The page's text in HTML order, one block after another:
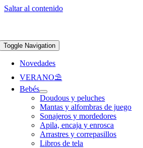
Saltar al contenido
Toggle Navigation
Novedades
VERANO⛱️​
Bebés
Doudous y peluches
Mantas y alfombras de juego
Sonajeros y mordedores
Apila, encaja y enrosca
Arrastres y correpasillos
Libros de tela